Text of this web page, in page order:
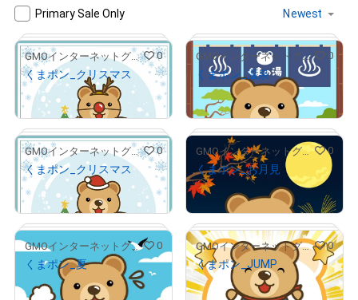
Primary Sale Only
# 16/300
GMOインターネットグループ公式キャラクター「くまポン」 0
くまポン_クリスマス
¥ 500 ($ 3.17)
# 22/300
GMOインターネットグループ公式キャラクター「くまポン」 0
くまポン_温泉
¥500 ($3.17
# 112/300
GMOインターネットグループ公式キャラクター「くまポン」 0
くまポン_クリスマス
¥ 500 ( 3.17)
# 3/500
GMOインターネットグループ公式キャラクター「くまポン」 0
くまポン_お月見
¥500 $3.17
GMOインターネットグループ公式キャラクター「くまポン」 0
くまポン_夏
500 $ 3.17)
GMOインターネットグループ公式キャラクター「くまポン」 0
くまポン_JUMP
¥500 ($3.17)